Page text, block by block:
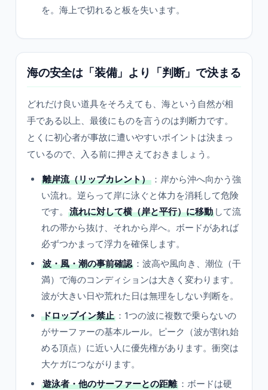
を。海上で切れると板を失います。
海の安全は「装備」より「判断」で決まる
どれだけ良い道具をそろえても、海という自然が相
手である以上、最後にものを言うのは判断力です。
とくに初心者が事故に遭いやすいポイントは決まっ
ているので、入る前に押さえておきましょう。
離岸流（リップカレント） ：岸から沖へ向かう強
い流れ。逆らって岸に泳ぐと体力を消耗して危険
です。
流れに対して横（岸と平行）に移動 して流
れの帯から抜け、それから岸へ。ボードがあれば
必ずつかまって浮力を確保します。
波・風・潮の事前確認 ：波高や風向き、潮位（干
満）で海のコンディションは大きく変わります。
波が大きい日や荒れた日は無理をしない判断を。
ドロップイン禁止 ：1つの波に複数で乗らないの
がサーファーの基本ルール。ピーク（波が割れ始
める頂点）に近い人に優先権があります。衝突は
大ケガにつながります。
遊泳者・他のサーファーとの距離 ：ボードは硬